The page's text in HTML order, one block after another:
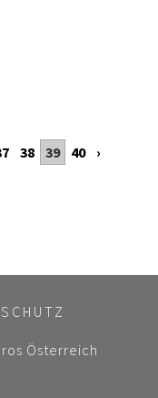
38 39 40 ›
Österreich